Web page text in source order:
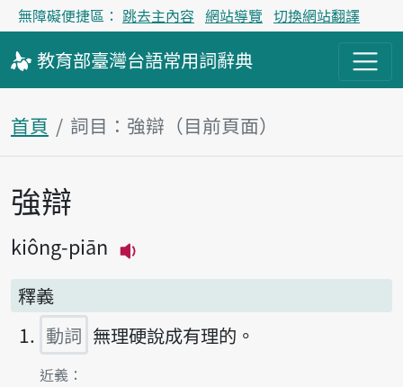
無障礙便捷區： 跳去主內容 網站導覽 切換網站翻譯
教育部臺灣台語常用詞辭典
首頁 詞目：強辯（目前頁面）
主內容區塊
強辯
kiông-piān
釋義
動詞 無理硬說成有理的。
第1項釋義的
近義：